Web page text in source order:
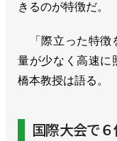
きるのが特徴だ。
「際立った特徴
量が少なく高速に
橋本教授は語る。
国際大会で